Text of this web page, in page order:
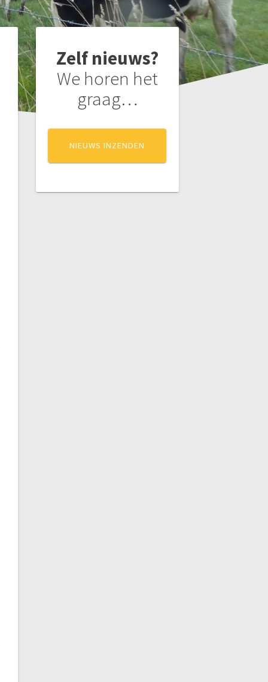
Zelf nieuws?
We horen het
graag…
NIEUWS INZENDEN